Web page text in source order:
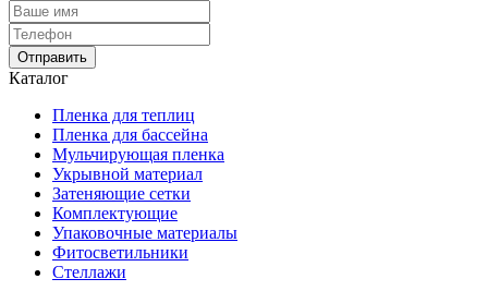
Отправить
Каталог
Пленка для теплиц
Пленка для бассейна
Мульчирующая пленка
Укрывной материал
Затеняющие сетки
Комплектующие
Упаковочные материалы
Фитосветильники
Стеллажи